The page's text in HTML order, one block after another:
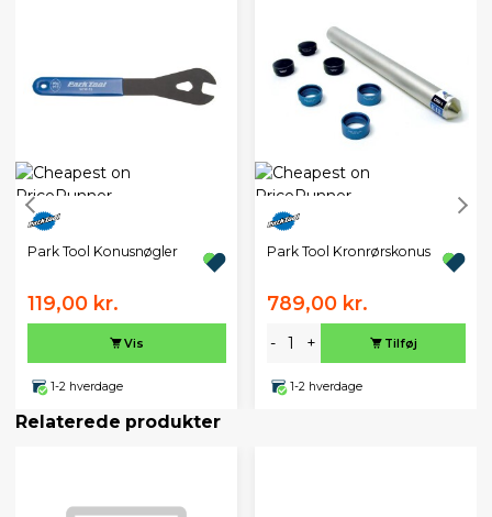
Park Tool Konusnøgler
119,00 kr.
Vis
1-2 hverdage
Park Tool Kronrørskonus
789,00 kr.
- + Tilføj
1-2 hverdage
Relaterede produkter